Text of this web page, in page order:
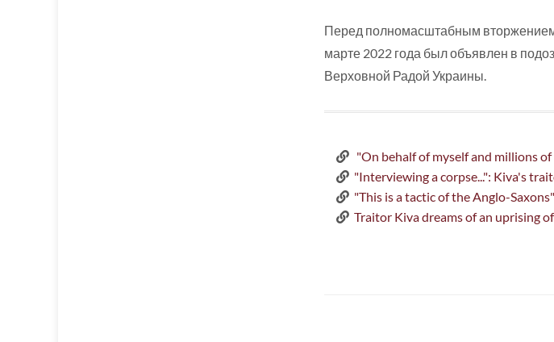
Перед полномасштабным
марте 2022 года был объявлен в
Верховной Радой Украины.
"On behalf of myself and millions
"Interviewing a corpse...": Kiva's
"This is a tactic of the Anglo-
Traitor Kiva dreams of an uprising